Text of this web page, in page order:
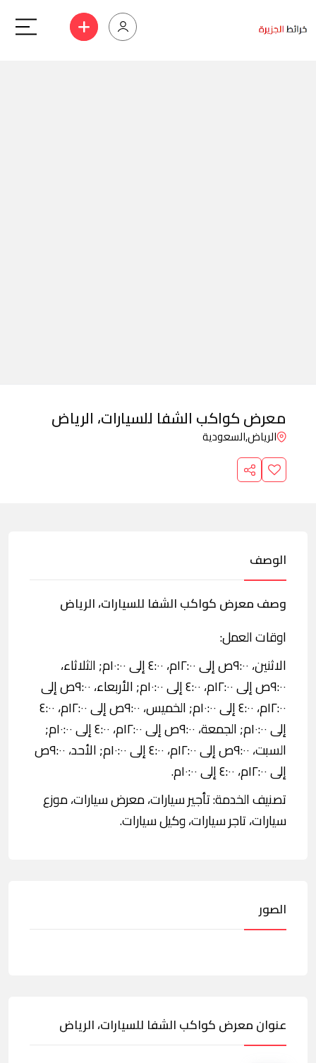
معرض كواكب الشفا للسيارات، الرياض
الرياض,السعودية
الوصف
وصف معرض كواكب الشفا للسيارات، الرياض
اوقات العمل:
الاثنين، ٩:٠٠ص إلى ١٢:٠٠م، ٤:٠٠ إلى ١٠:٠٠م; الثلاثاء،
٩:٠٠ص إلى ١٢:٠٠م، ٤:٠٠ إلى ١٠:٠٠م; الأربعاء، ٩:٠٠ص إلى
١٢:٠٠م، ٤:٠٠ إلى ١٠:٠٠م; الخميس، ٩:٠٠ص إلى ١٢:٠٠م، ٤:٠٠
إلى ١٠:٠٠م; الجمعة، ٩:٠٠ص إلى ١٢:٠٠م، ٤:٠٠ إلى ١٠:٠٠م;
السبت، ٩:٠٠ص إلى ١٢:٠٠م، ٤:٠٠ إلى ١٠:٠٠م; الأحد، ٩:٠٠ص
إلى ١٢:٠٠م، ٤:٠٠ إلى ١٠:٠٠م.
تصنيف الخدمة: تأجير سيارات، معرض سيارات، موزع
سيارات، تاجر سيارات، وكيل سيارات.
الصور
عنوان معرض كواكب الشفا للسيارات، الرياض